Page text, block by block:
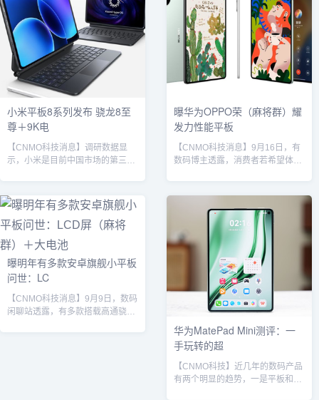
认证平台后，POCO Pad M1近日
再获阿联酋电信与数字政府监管局
（TDRA）批准。认证信息显示，
TDRA登记的POCO Pad M1型号
为2509ARPBDG，确认其仅支持
Wi-Fi网络...
下，是此次小米新品的汇总信息。
小米17发布会上，小米率先推出了
全新旗舰手机小米17标准版，搭载
高通第五代骁龙8至尊版移动平
台。该芯片采用第三代3nm制程工
艺，CPU主频高达4.6GHz，为目
前安卓阵营最高水平；GPU方面...
小米平板8系列发布 骁龙8至
尊＋9K电
【CNMO科技消息】调研数据显
示，小米是目前中国市场的第三大
款的旗舰级安卓平板——小米平板
8系列。该系列目前提供两款产
品，分别为小米平板8和小米平板8
Pro。小米平板8搭载了第四代高通
骁龙8s移动平台，屏幕尺寸为11.2
英寸，材质为LCD，分辨率3.2K，
最高亮度800尼特，最高12GB运行
像素主摄...
曝华为OPPO荣（麻将群）耀
发力性能平板
【CNMO科技消息】9月16日，有
数码博主透露，消费者若希望体验
全新的旗舰处理器，并配备超大容
量电池，有望在性能与续航方面实
现显著提升。其中，荣耀新款平板
将在平板市场全球首发搭载骁龙8
Elite Gen5移动平台。据悉，骁龙8
Elite Gen5是高通即将在2025年骁
龙峰会上正式发布的顶级移动平
曝明年有多款安卓旗舰小平板
问世：LC
【CNMO科技消息】9月9日，数码
闲聊站透露，有多款搭载高通骁龙
华为MatePad Mini测评：一
手玩转的超
【CNMO科技】近几年的数码产品
有两个明显的趋势，一是平板和电